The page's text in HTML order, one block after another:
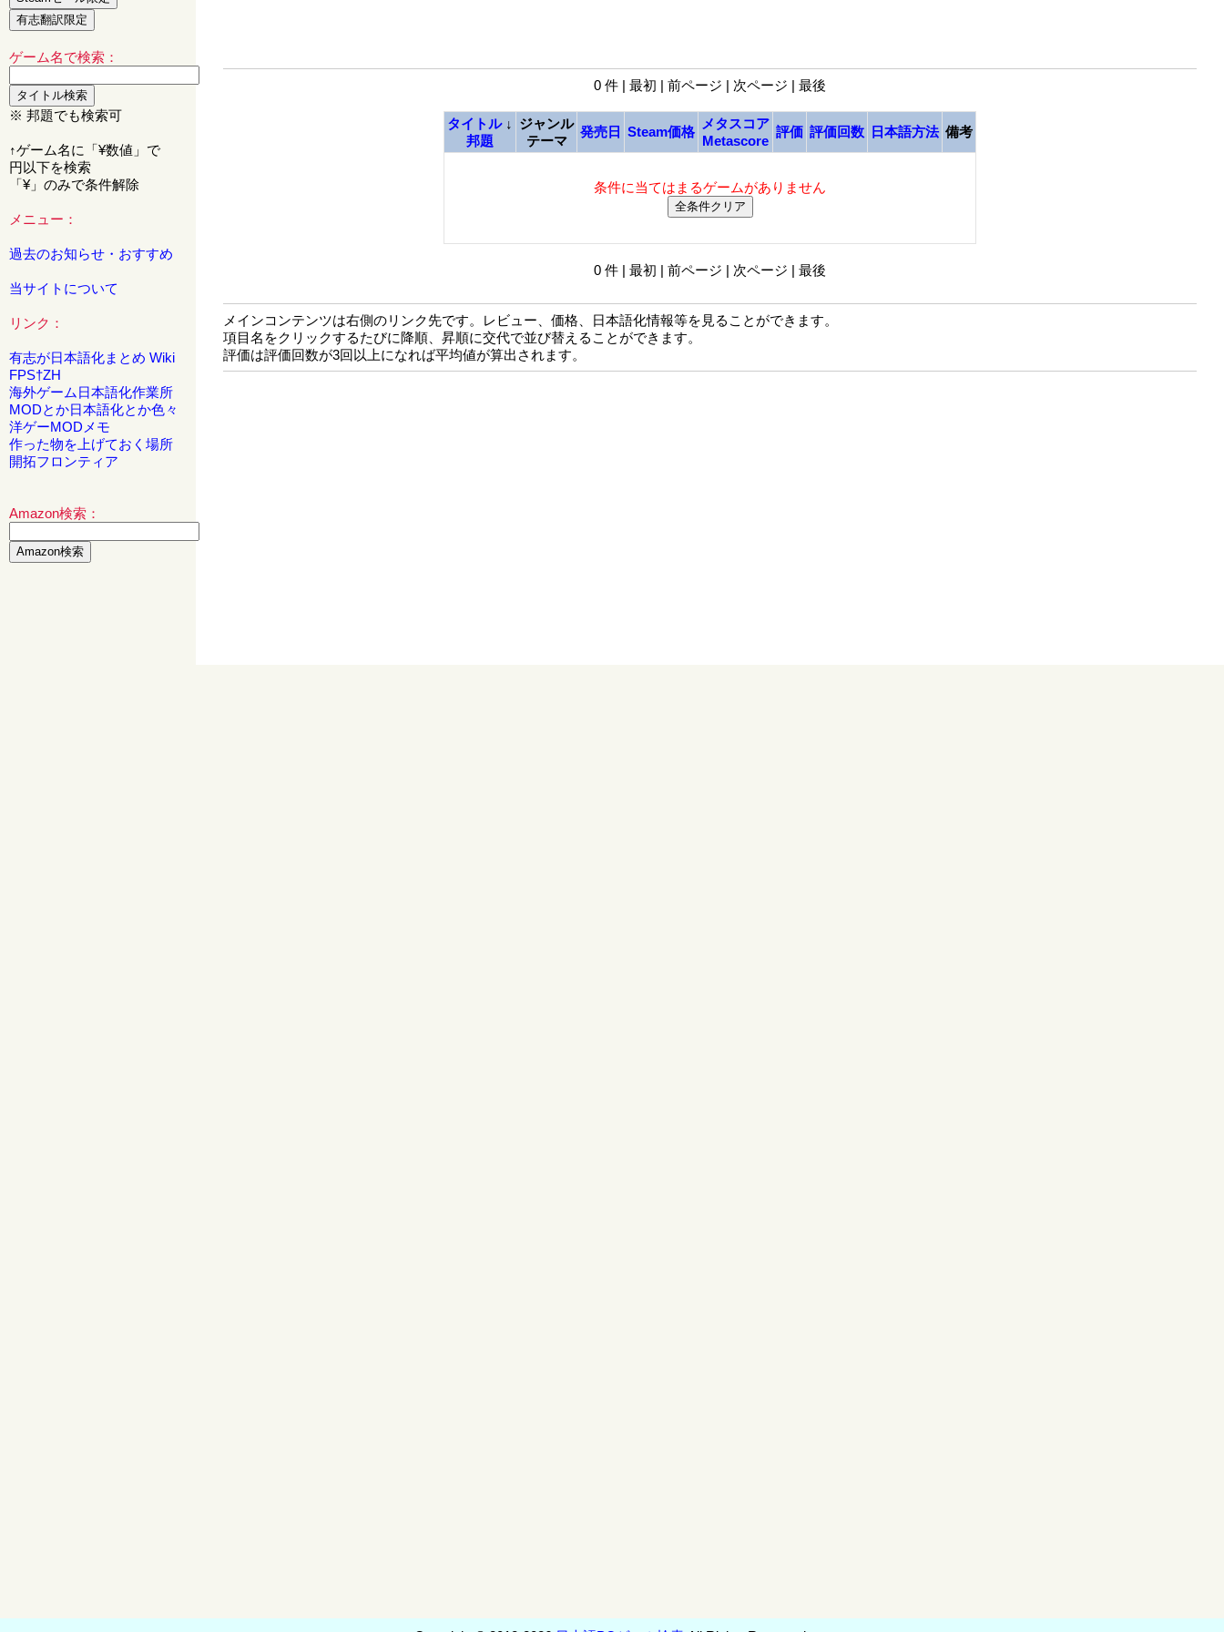
ゲーム名で検索：
※ 邦題でも検索可
↑ゲーム名に「¥数値」で
円以下を検索
「¥」のみで条件解除
メニュー：
過去のお知らせ・おすすめ
当サイトについて
リンク：
有志が日本語化まとめ Wiki
FPS†ZH
海外ゲーム日本語化作業所
MODとか日本語化とか色々
洋ゲーMODメモ
作った物を上げておく場所
開拓フロンティア
Amazon検索：
0 件 | 最初 | 前ページ | 次ページ | 最後
タイトル↓
邦題
ジャンル
テーマ
発売日 Steam価格
メタスコア
Metascore
評価 評価回数 日本語方法 備考
条件に当てはまるゲームがありません
0 件 | 最初 | 前ページ | 次ページ | 最後
メインコンテンツは右側のリンク先です。レビュー、価格、日本語化情報等を見ることができます。
項目名をクリックするたびに降順、昇順に交代で並び替えることができます。
評価は評価回数が3回以上になれば平均値が算出されます。